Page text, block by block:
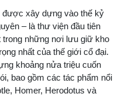
được xây dựng vào thế kỷ
– là thư viện đầu tiên
trong những nơi lưu giữ kho
nhất của thế giới cổ đại.
khoảng nửa triệu cuốn
bao gồm các tác phẩm nổi
Homer, Herodotus và